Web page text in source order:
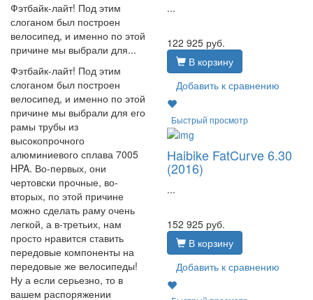
Фэтбайк-лайт! Под этим
слоганом был построен
велосипед, и именно по этой
причине мы выбрали для...
Фэтбайк-лайт! Под этим
слоганом был построен
велосипед, и именно по этой
причине мы выбрали для его
рамы трубы из
высокопрочного
алюминиевого сплава 7005
HPA. Во-первых, они
чертовски прочные, во-
вторых, по этой причине
можно сделать раму очень
легкой, а в-третьих, нам
просто нравится ставить
передовые компоненты на
передовые же велосипеды!
Ну а если серьезно, то в
вашем распоряжении
...
122 925 руб.
В корзину
Добавить к сравнению
Быстрый просмотр
Haibike FatCurve 6.30
(2016)
...
152 925 руб.
В корзину
Добавить к сравнению